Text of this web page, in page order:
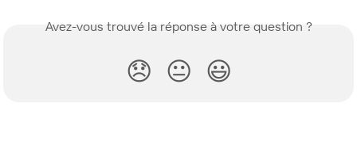
Avez-vous trouvé la réponse à votre question ?
😞 😐 😃